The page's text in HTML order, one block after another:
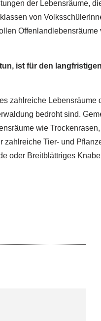
der Lebensräume,
von
ist für den
zahlreiche Lebensräume
bedroht sind.
wie
zahlreiche Tier- und
oder Breitblättriges